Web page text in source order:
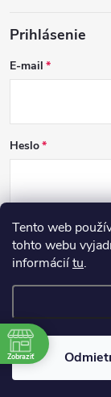
Tento web
tohto webu
informáciítu.
Prihlásenie
E-mail
Heslo
PRIHLÁSIŤ SA
Zobraziť